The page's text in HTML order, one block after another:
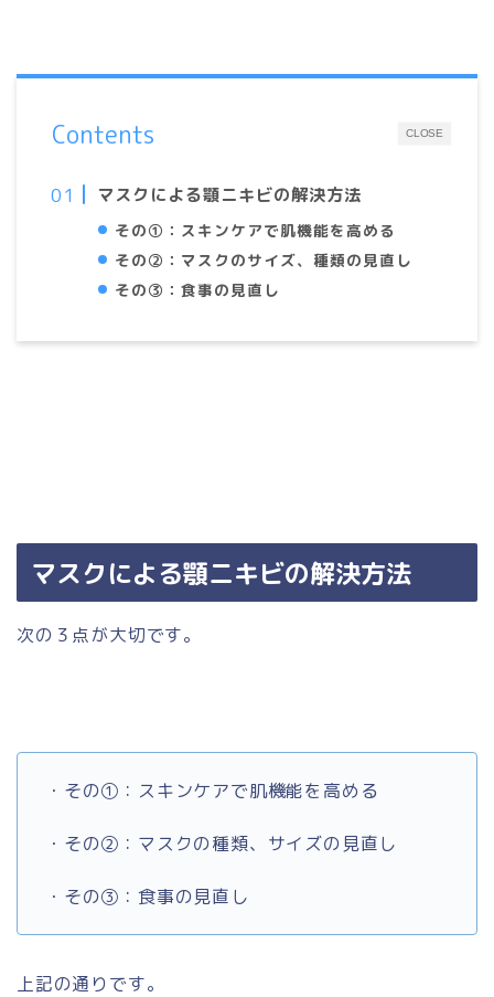
CLOSE
Contents
マスクによる顎ニキビの解決方法
その①：スキンケアで肌機能を高める
その②：マスクのサイズ、種類の見直し
その③：食事の見直し
マスクによる顎ニキビの解決方法
次の３点が大切です。
・その①：スキンケアで肌機能を高める
・その②：マスクの種類、サイズの見直し
・その③：食事の見直し
上記の通りです。